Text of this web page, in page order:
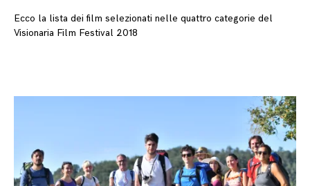
Ecco la lista dei film selezionati nelle quattro categorie del
Visionaria Film Festival 2018